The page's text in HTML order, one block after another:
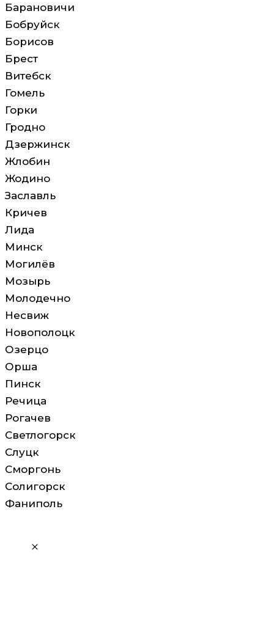
Барановичи
Бобруйск
Борисов
Брест
Витебск
Гомель
Горки
Гродно
Дзержинск
Жлобин
Жодино
Заславль
Кричев
Лида
Минск
Могилёв
Мозырь
Молодечно
Несвиж
Новополоцк
Озерцо
Орша
Пинск
Речица
Рогачев
Светлогорск
Слуцк
Сморгонь
Солигорск
Фаниполь